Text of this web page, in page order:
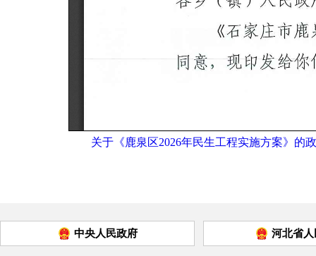
关于《鹿泉区2026年民生工程实施方案》的